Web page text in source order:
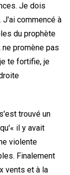
Je dois
J'ai commencé à
du prophète
ne promène pas
te fortifie, je
trouvé un
il y avait
violente
Finalement
vents et à la